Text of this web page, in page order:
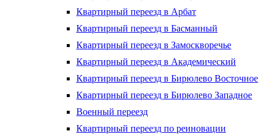
Квартирный переезд в Арбат
Квартирный переезд в Басманный
Квартирный переезд в Замоскворечье
Квартирный переезд в Академический
Квартирный переезд в Бирюлево Восточное
Квартирный переезд в Бирюлево Западное
Военный переезд
Квартирный переезд по реиновации